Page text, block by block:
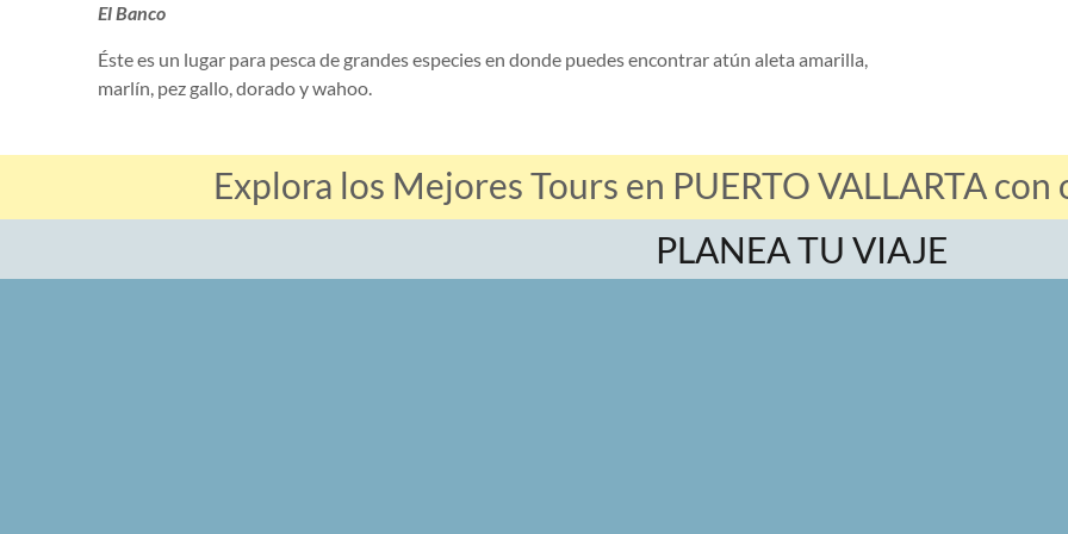
El Banco
Éste es un lugar para pesca de grandes especies en donde puedes encontrar atún aleta amarilla,
marlín, pez gallo, dorado y wahoo.
Explora los Mejores Tours en PUERTO VALLARTA
PLANEA TU VIAJE